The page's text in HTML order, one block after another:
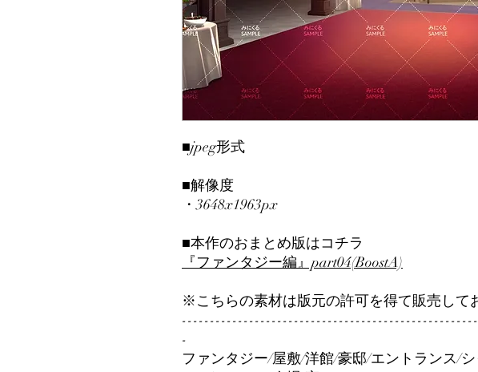
■jpeg形式
■解像度
・3648x1963px
■本作のおまとめ版はコチラ
『ファンタジー編』part04(BoostA)
※こちらの素材は版元の許可を得て販売して
-
ファンタジー/屋敷/洋館/豪邸/エントランス/